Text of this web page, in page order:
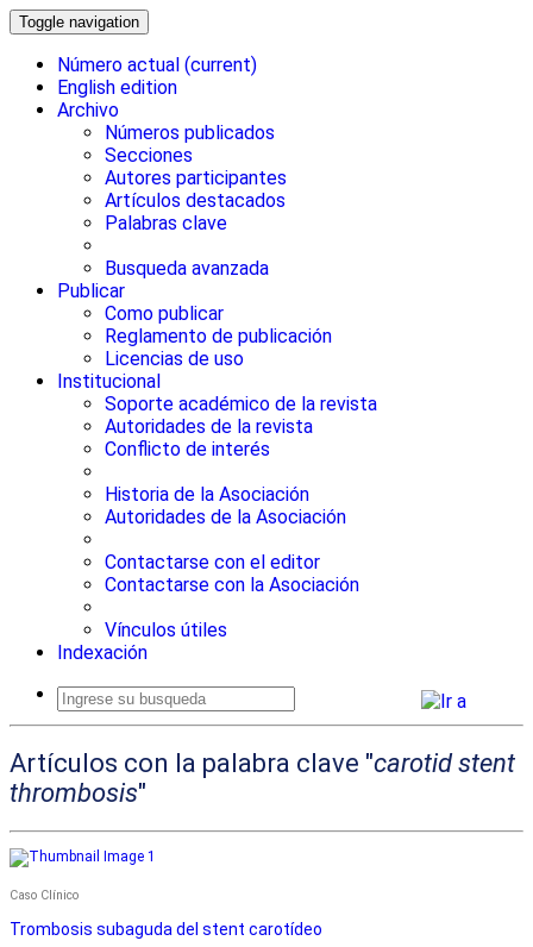
Toggle navigation
Número actual (current)
English edition
Archivo
Números publicados
Secciones
Autores participantes
Artículos destacados
Palabras clave
Busqueda avanzada
Publicar
Como publicar
Reglamento de publicación
Licencias de uso
Institucional
Soporte académico de la revista
Autoridades de la revista
Conflicto de interés
Historia de la Asociación
Autoridades de la Asociación
Contactarse con el editor
Contactarse con la Asociación
Vínculos útiles
Indexación
Artículos con la palabra clave "carotid stent
thrombosis"
Caso Clínico
Trombosis subaguda del stent carotídeo